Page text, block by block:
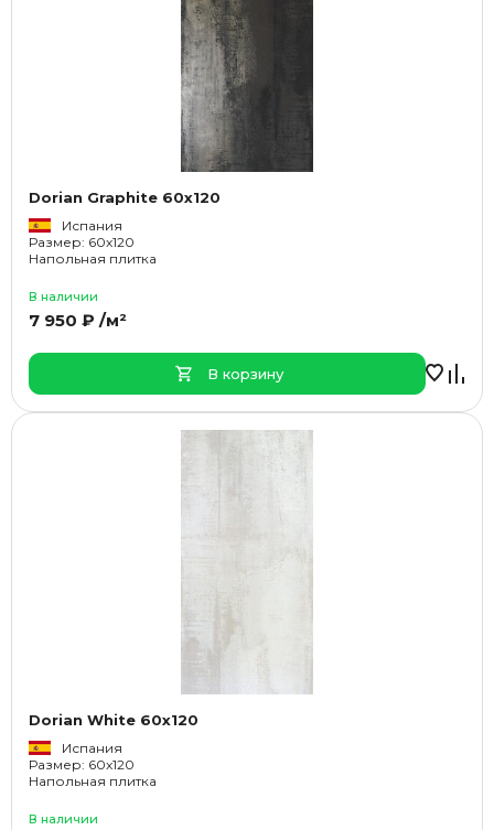
Dorian Graphite 60x120
Испания
Размер: 60x120
Напольная плитка
В наличии
7 950 ₽ /м²
В корзину
Dorian White 60x120
Испания
Размер: 60x120
Напольная плитка
В наличии